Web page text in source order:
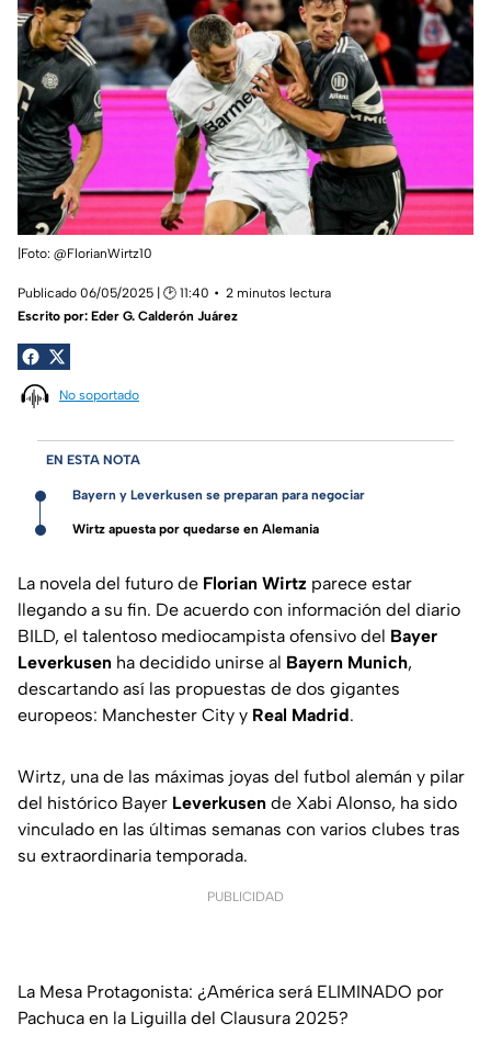
|Foto: @FlorianWirtz10
Publicado 06/05/2025 | 🕑 11:40
2 minutos lectura
Escrito por: Eder G. Calderón Juárez
No soportado
EN ESTA NOTA
Bayern y Leverkusen se preparan para negociar
Wirtz apuesta por quedarse en Alemania
La novela del futuro de Florian Wirtz parece estar
llegando a su fin. De acuerdo con información del diario
BILD, el talentoso mediocampista ofensivo del Bayer
Leverkusen ha decidido unirse al Bayern Munich,
descartando así las propuestas de dos gigantes
europeos: Manchester City y Real Madrid.
Wirtz, una de las máximas joyas del futbol alemán y pilar
del histórico Bayer Leverkusen de Xabi Alonso, ha sido
vinculado en las últimas semanas con varios clubes tras
su extraordinaria temporada.
PUBLICIDAD
La Mesa Protagonista: ¿América será ELIMINADO por
Pachuca en la Liguilla del Clausura 2025?